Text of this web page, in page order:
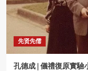
先贤先儒
孔德成 | 儀禮復原實驗